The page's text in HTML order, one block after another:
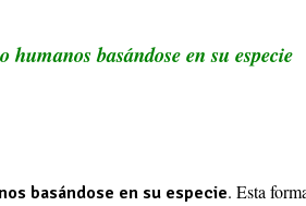
basándose en su especie
basándose en su especie. Esta